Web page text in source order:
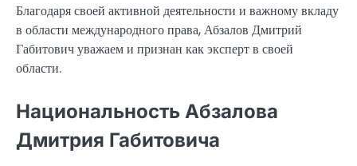
Благодаря своей активной деятельности и важному вкладу
в области международного права, Абзалов Дмитрий
Габитович уважаем и признан как эксперт в своей
области.
Национальность Абзалова
Дмитрия Габитовича